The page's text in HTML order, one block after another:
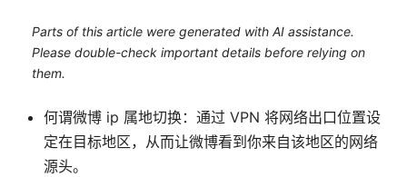
Parts of this article were generated with AI assistance.
Please double-check important details before relying on
them.
何谓微博 ip 属地切换：通过 VPN 将网络出口位置设
定在目标地区，从而让微博看到你来自该地区的网络
源头。